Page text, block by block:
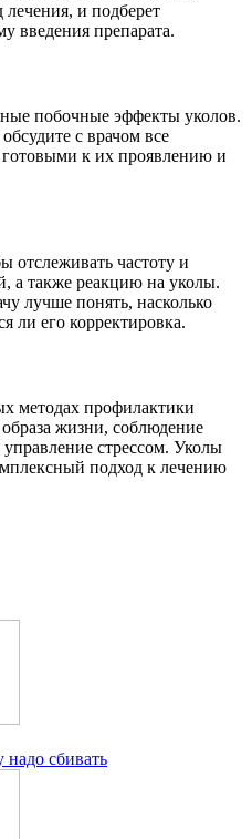
и подберет
введения препарата.
побочные эффекты уколов.
с врачом все
к их проявлению и
отслеживать частоту и
а также реакцию на уколы.
лучше понять, насколько
ли его корректировка.
методах профилактики
жизни, соблюдение
стрессом. Уколы
подход к лечению
сбивать